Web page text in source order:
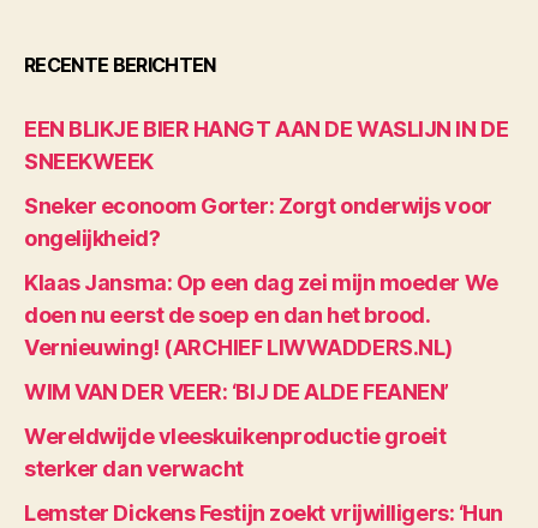
RECENTE BERICHTEN
EEN BLIKJE BIER HANGT AAN DE WASLIJN IN DE
SNEEKWEEK
Sneker econoom Gorter: Zorgt onderwijs voor
ongelijkheid?
Klaas Jansma: Op een dag zei mijn moeder We
doen nu eerst de soep en dan het brood.
Vernieuwing! (ARCHIEF LIWWADDERS.NL)
WIM VAN DER VEER: ‘BIJ DE ALDE FEANEN’
Wereldwijde vleeskuikenproductie groeit
sterker dan verwacht
Lemster Dickens Festijn zoekt vrijwilligers: ‘Hun